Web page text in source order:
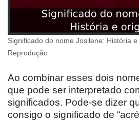
Significado do nome Josilene: História
Reprodução
Ao combinar esses dois
que pode ser interpretado
significados. Pode-se dizer
consigo o significado de